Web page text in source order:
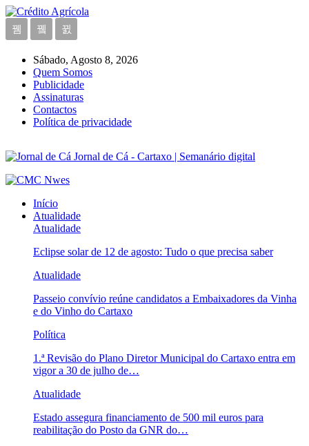
Sábado, Agosto 8, 2026
Quem Somos
Publicidade
Assinaturas
Contactos
Política de privacidade
Jornal de Cá - Cartaxo | Semanário digital
Início
Atualidade
Atualidade
Eclipse solar de 12 de agosto: Tudo o que precisa saber
Atualidade
Passeio convívio reúne candidatos a Embaixadores da Vinha
e do Vinho do Cartaxo
Política
1.ª Revisão do Plano Diretor Municipal do Cartaxo entra em
vigor a 30 de julho de…
Atualidade
Estado assegura financiamento de 500 mil euros para
reabilitação do Posto da GNR do…